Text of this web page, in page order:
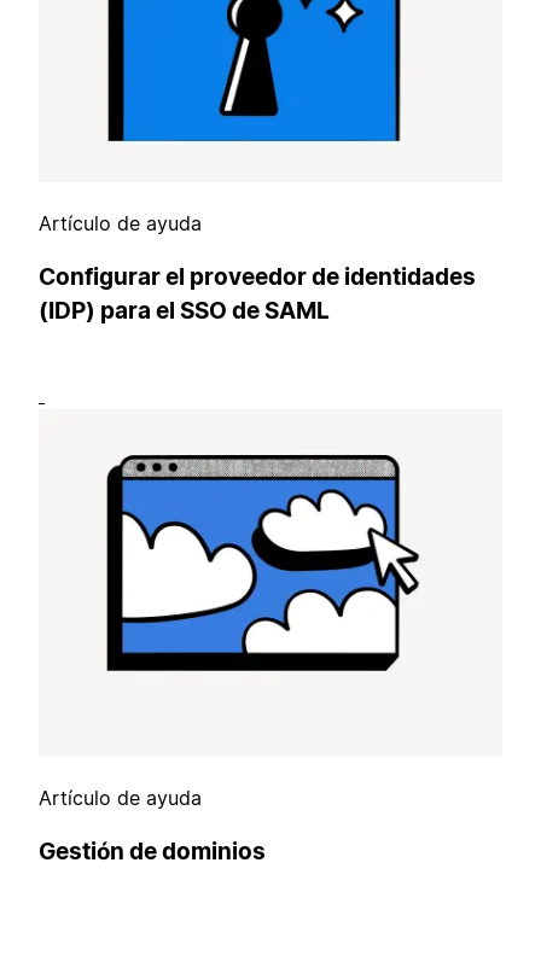
Artículo de ayuda
Configurar el proveedor de identidades
(IDP) para el SSO de SAML
Artículo de ayuda
Gestión de dominios